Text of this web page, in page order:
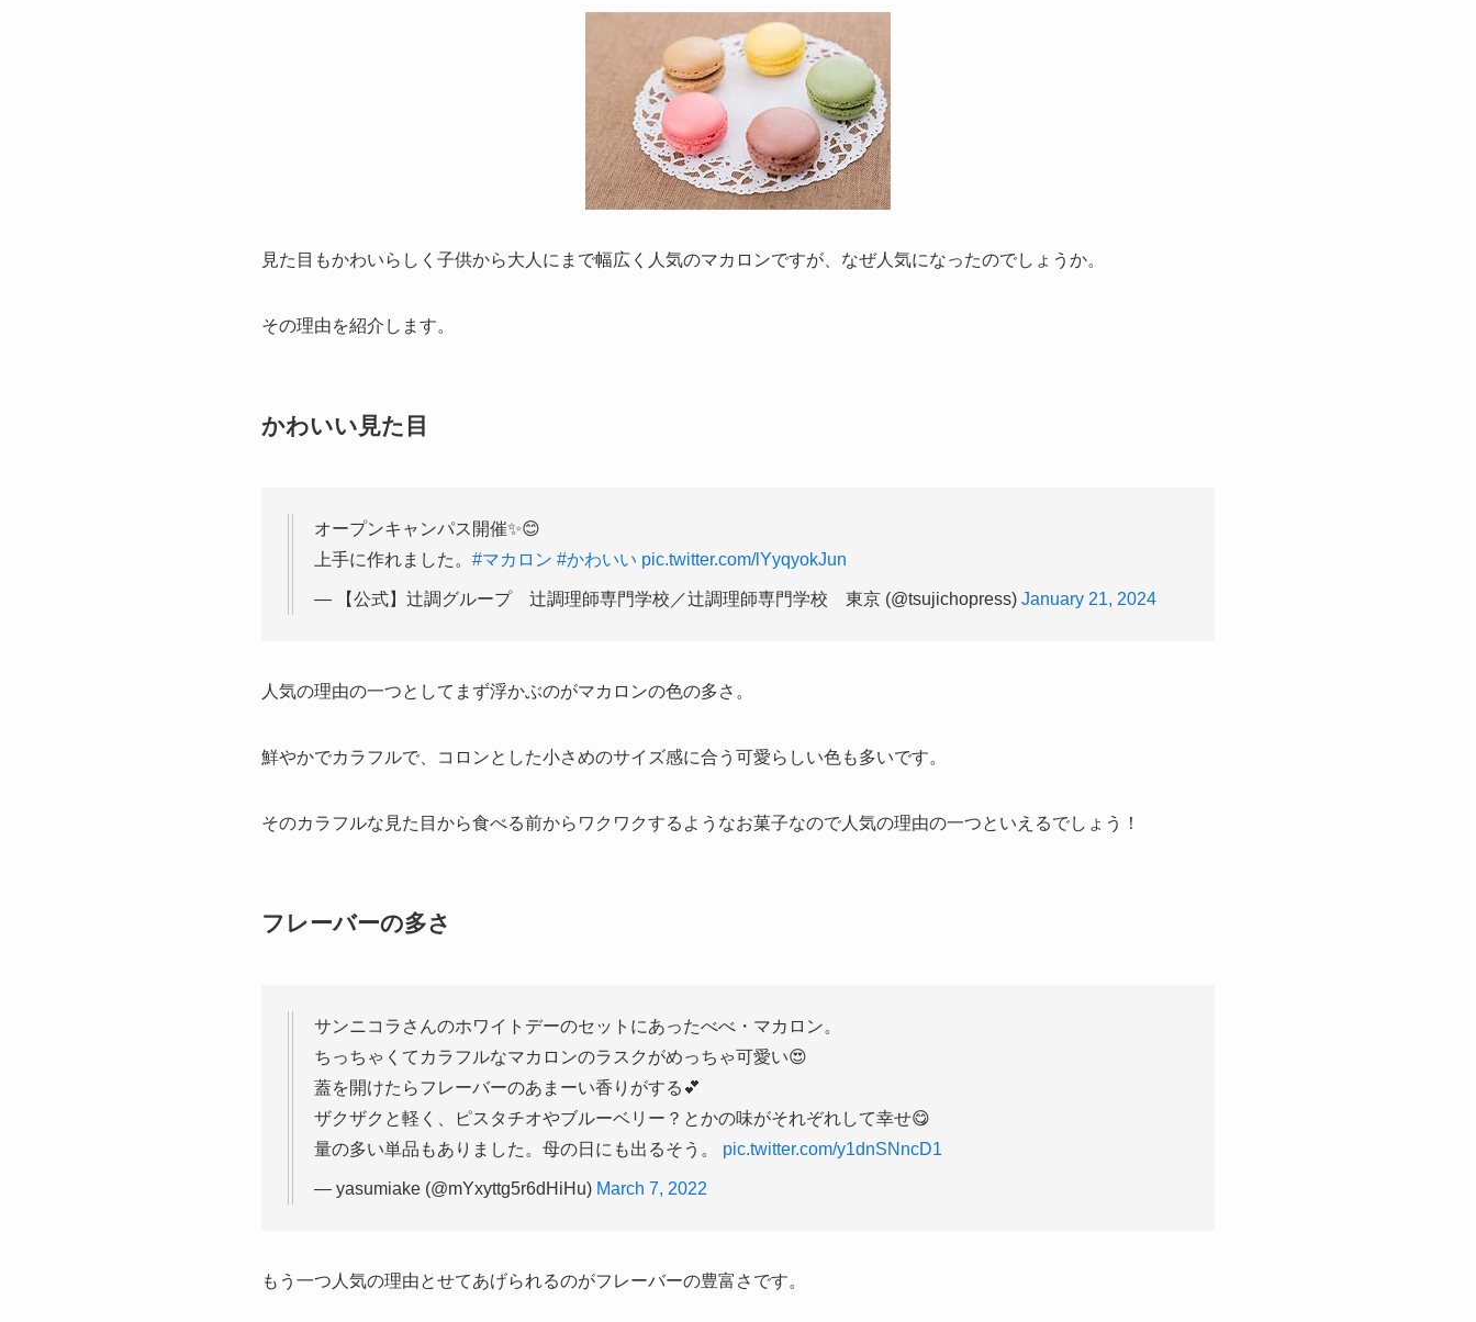
見た目もかわいらしく子供から大人にまで幅広く人気のマカロンですが、なぜ人気になったのでしょうか。
その理由を紹介します。
かわいい見た目
オープンキャンパス開催✨😊
上手に作れました。 #マカロン #かわいい pic.twitter.com/lYyqyokJun
— 【公式】辻調グループ 辻調理師専門学校／辻調理師専門学校 東京 (@tsujichopress) January 21, 2024
人気の理由の一つとしてまず浮かぶのがマカロンの色の多さ。
鮮やかでカラフルで、コロンとした小さめのサイズ感に合う可愛らしい色も多いです。
そのカラフルな見た目から食べる前からワクワクするようなお菓子なので人気の理由の一つといえるでしょう！
フレーバーの多さ
サンニコラさんのホワイトデーのセットにあったべべ・マカロン。
ちっちゃくてカラフルなマカロンのラスクがめっちゃ可愛い😍
蓋を開けたらフレーバーのあまーい香りがする💕
ザクザクと軽く、ピスタチオやブルーベリー？とかの味がそれぞれして幸せ😋
量の多い単品もありました。母の日にも出るそう。 pic.twitter.com/y1dnSNncD1
— yasumiake (@mYxyttg5r6dHiHu) March 7, 2022
もう一つ人気の理由とせてあげられるのがフレーバーの豊富さです。